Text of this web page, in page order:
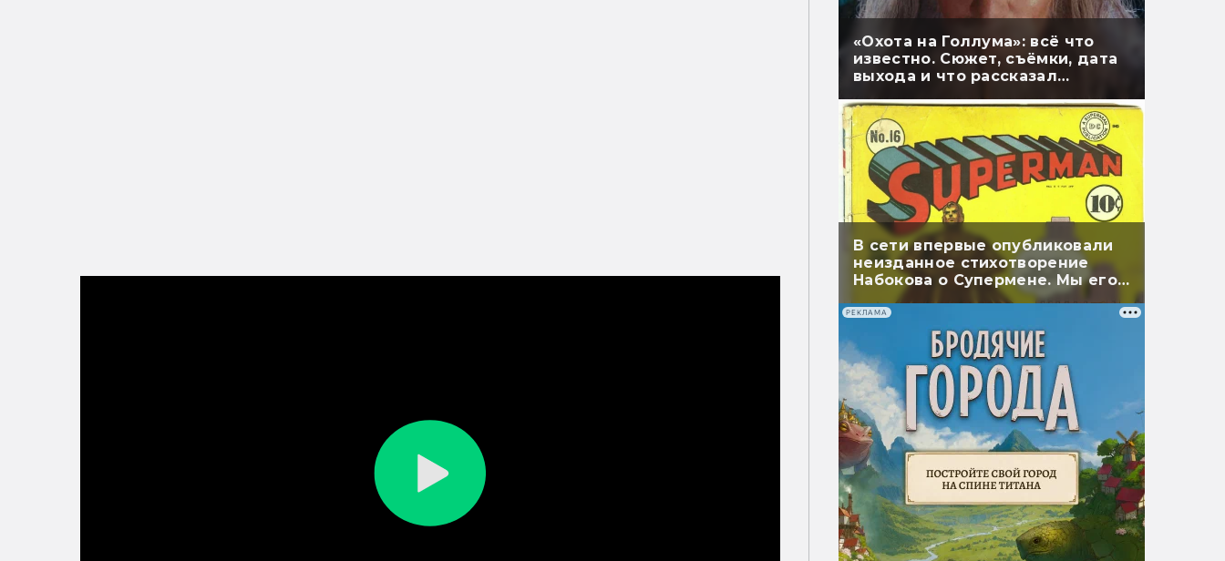
«Охота на Голлума»: всё что
известно. Сюжет, съёмки, дата
выхода и что рассказал
В сети впервые опубликовали
неизданное стихотворение
Набокова о Супермене. Мы его
перевели
РЕКЛАМА